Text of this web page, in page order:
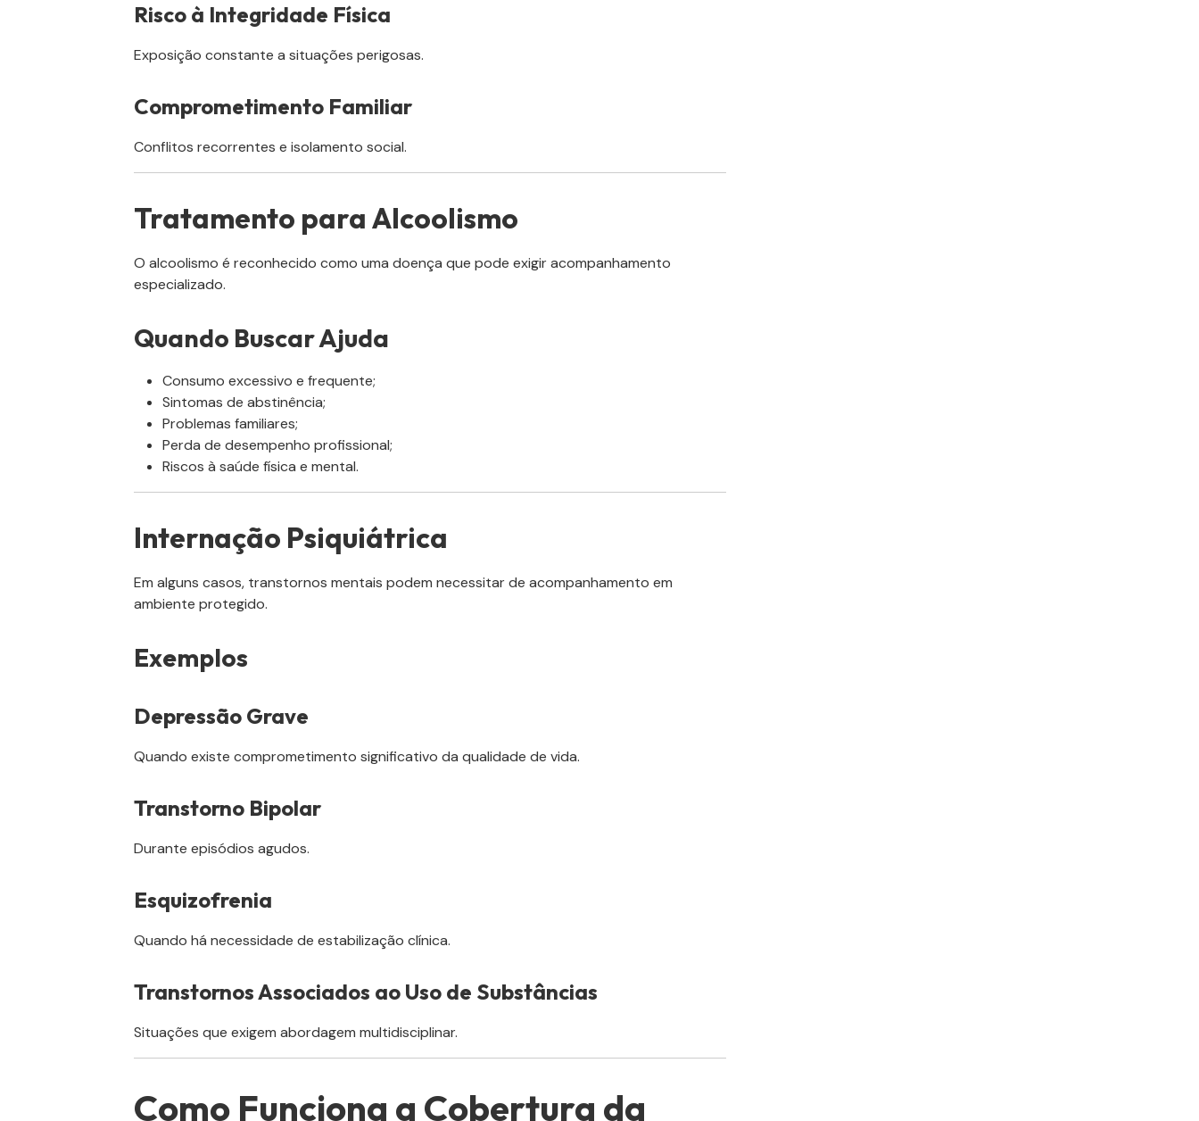
Risco à Integridade Física
Exposição constante a situações perigosas.
Comprometimento Familiar
Conflitos recorrentes e isolamento social.
Tratamento para Alcoolismo
O alcoolismo é reconhecido como uma doença que pode exigir acompanhamento
especializado.
Quando Buscar Ajuda
Consumo excessivo e frequente;
Sintomas de abstinência;
Problemas familiares;
Perda de desempenho profissional;
Riscos à saúde física e mental.
Internação Psiquiátrica
Em alguns casos, transtornos mentais podem necessitar de acompanhamento em
ambiente protegido.
Exemplos
Depressão Grave
Quando existe comprometimento significativo da qualidade de vida.
Transtorno Bipolar
Durante episódios agudos.
Esquizofrenia
Quando há necessidade de estabilização clínica.
Transtornos Associados ao Uso de Substâncias
Situações que exigem abordagem multidisciplinar.
Como Funciona a Cobertura da